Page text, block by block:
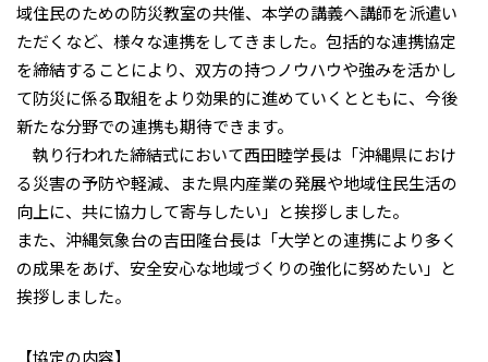
域住民のための防災教室の共催、本学の講義へ講師を派遣い
ただくなど、様々な連携をしてきました。包括的な連携協定
を締結することにより、双方の持つノウハウや強みを活かし
て防災に係る取組をより効果的に進めていくとともに、今後
新たな分野での連携も期待できます。
執り行われた締結式において西田睦学長は「沖縄県におけ
る災害の予防や軽減、また県内産業の発展や地域住民生活の
向上に、共に協力して寄与したい」と挨拶しました。
また、沖縄気象台の吉田隆台長は「大学との連携により多く
の成果をあげ、安全安心な地域づくりの強化に努めたい」と
挨拶しました。
【協定の内容】